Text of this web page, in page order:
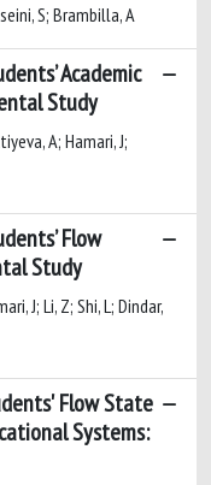
S; Brambilla, A
Academic
Study
A; Hamari, J;
Flow
Study
J; Li, Z; Shi, L; Dindar,
Flow State
Systems: